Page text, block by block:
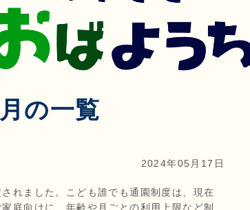
の一覧
2024年05月17日
れました。こども誰でも通園制度は、現在
庭向けに、年齢や月ごとの利用上限など制